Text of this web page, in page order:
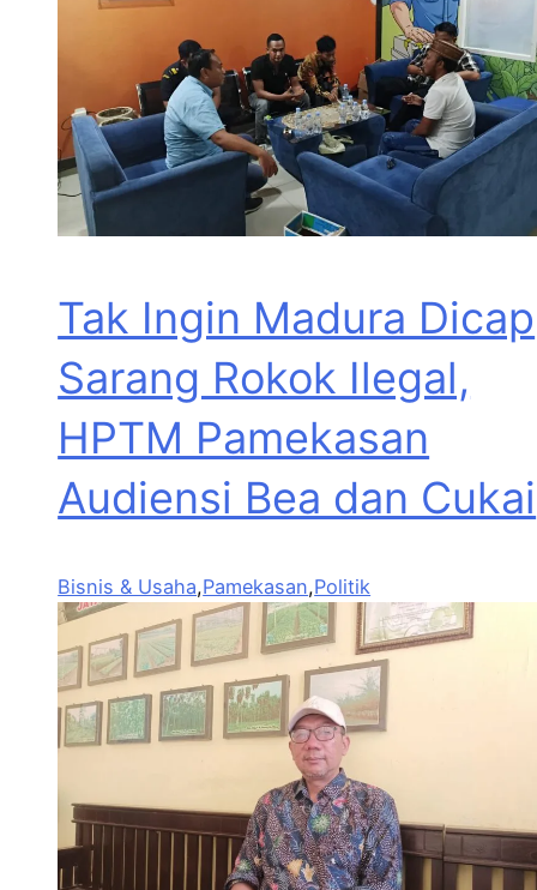
Tak Ingin Madura Dicap
Sarang Rokok Ilegal,
HPTM Pamekasan
Audiensi Bea dan Cukai
Bisnis & Usaha,Pamekasan,Politik